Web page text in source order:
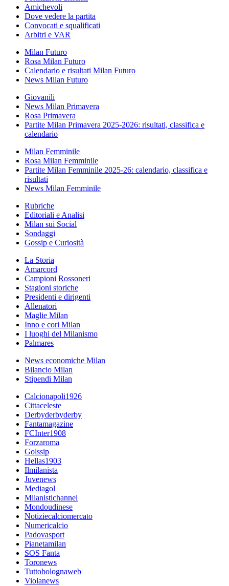
Amichevoli
Dove vedere la partita
Convocati e squalificati
Arbitri e VAR
Milan Futuro
Rosa Milan Futuro
Calendario e risultati Milan Futuro
News Milan Futuro
Giovanili
News Milan Primavera
Rosa Primavera
Partite Milan Primavera 2025-2026: risultati, classifica e
calendario
Milan Femminile
Rosa Milan Femminile
Partite Milan Femminile 2025-26: calendario, classifica e
risultati
News Milan Femminile
Rubriche
Editoriali e Analisi
Milan sui Social
Sondaggi
Gossip e Curiosità
La Storia
Amarcord
Campioni Rossoneri
Stagioni storiche
Presidenti e dirigenti
Allenatori
Maglie Milan
Inno e cori Milan
I luoghi del Milanismo
Palmares
News economiche Milan
Bilancio Milan
Stipendi Milan
Calcionapoli1926
Cittaceleste
Derbyderbyderby
Fantamagazine
FCInter1908
Forzaroma
Golssip
Hellas1903
Ilmilanista
Juvenews
Mediagol
Milanistichannel
Mondoudinese
Notiziecalciomercato
Numericalcio
Padovasport
Pianetamilan
SOS Fanta
Toronews
Tuttobolognaweb
Violanews